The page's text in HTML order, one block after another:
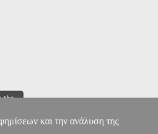
και την ανάλυση της